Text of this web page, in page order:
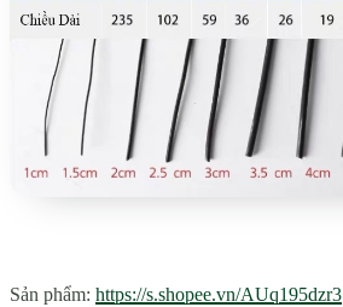
Sản phẩm: https://s.shopee.vn/AUq195dzr3